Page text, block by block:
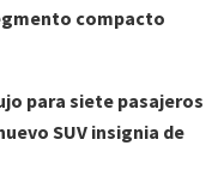
compacto
para siete pasajeros
SUV insignia de